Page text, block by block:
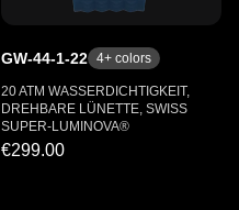
GW-44-1-22 4+ colors
20 ATM WASSERDICHTIGKEIT,
DREHBARE LÜNETTE, SWISS
SUPER-LUMINOVA®
€299.00